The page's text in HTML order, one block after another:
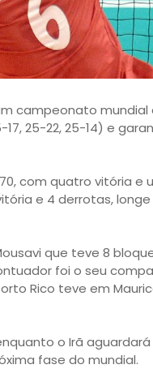
campeonato mundial
25-22, 25-14) e
com quatro vitória e
e 4 derrotas,
que teve 8
foi o seu
Rico teve em
o Irã
fase do mundial.